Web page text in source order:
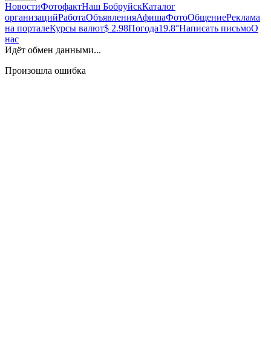
НовостиФотофактНаш БобруйскКаталог
организацийРаботаОбъявленияАфишаФотоОбщениеРеклама
на порталеКурсы валют$ 2.98Погода19.8°Написать письмоО
нас
Идёт обмен данными...
Произошла ошибка